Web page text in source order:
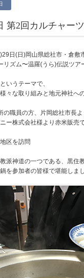
第2回カルチャー
日(日)岡山県総社市・倉敷
リズム〜温羅(うら)伝説ツア
いうテーマで、
々な取り組みと地元神社へ
の職員の方、片岡総社市長よ
ー株式会社様より赤米販売
区を訪問
派神道の一つである、黒住
を参加者の皆様で堪能しまし